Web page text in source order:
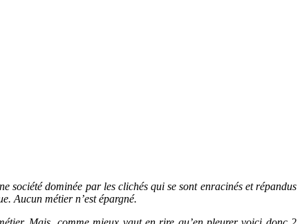
société dominée par les clichés qui se sont enracinés et répandus
Aucun métier n’est épargné.